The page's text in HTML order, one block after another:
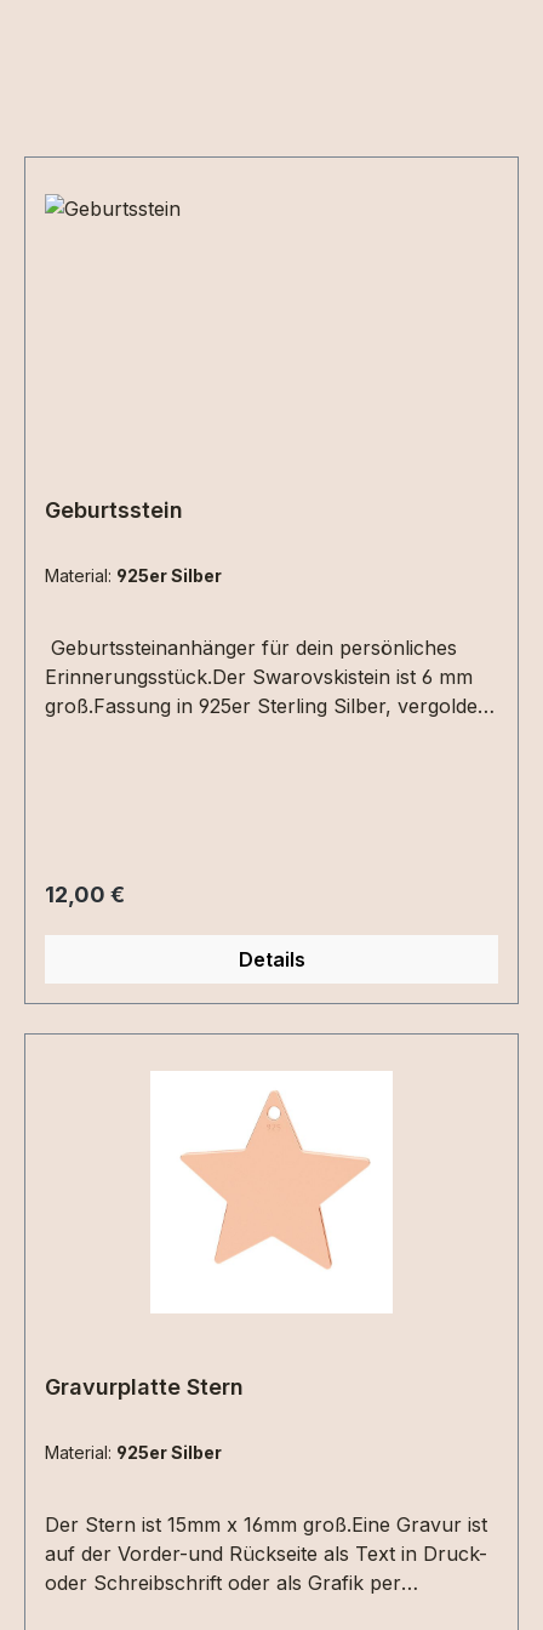
Geburtsstein
Material: 925er Silber
Geburtssteinanhänger für dein persönliches
Erinnerungsstück.Der Swarovskistein ist 6 mm
groß.Fassung in 925er Sterling Silber, vergoldet
Regulärer Preis:
12,00 €
Details
Gravurplatte Stern
Material: 925er Silber
Der Stern ist 15mm x 16mm groß.Eine Gravur ist
auf der Vorder-und Rückseite als Text in Druck-
oder Schreibschrift oder als Grafik per